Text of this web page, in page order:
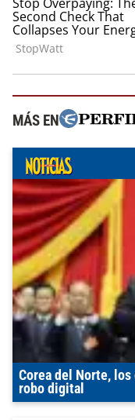
MÁS EN
Corea del Norte,
robo digital